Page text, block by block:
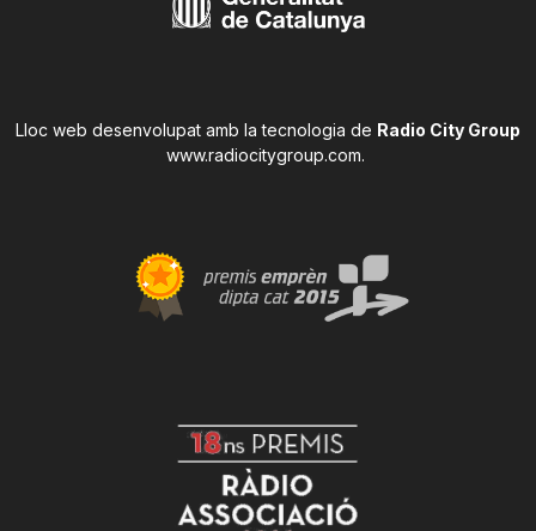
Lloc web desenvolupat amb la tecnologia de Radio City Group
www.radiocitygroup.com.